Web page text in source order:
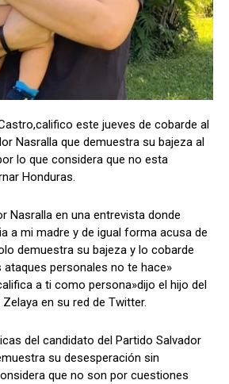
WhatsApp
Síganos
WhatsApp
Síganos
este jueves de cobarde al
Nasralla que demuestra su bajeza al
lo que considera que no esta
Honduras.
Nasralla en una entrevista donde
a mi madre y de igual forma acusa de
demuestra su bajeza y lo cobarde
ataques personales no te hace»
a ti como persona»dijo el hijo del
en su red de Twitter.
del candidato del Partido Salvador
su desesperación sin
que no son por cuestiones